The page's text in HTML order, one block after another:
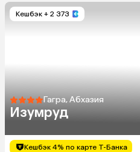
Кешбэк + 2 373
Гагра, Абхазия
Изумруд
Кешбэк 4% по карте Т-Банка